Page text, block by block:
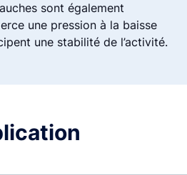
sont également
une pression à la baisse
une stabilité de l’activité.